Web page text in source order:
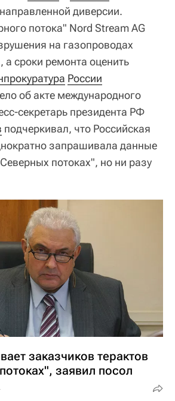
диверсии.
потока" Nord Stream AG
на газопроводах
а сроки ремонта оценить
России
об акте международного
секретарь президента РФ
подчеркивал, что Российская
запрашивала данные
потоках", но ни разу
заказчиков терактов
заявил посол